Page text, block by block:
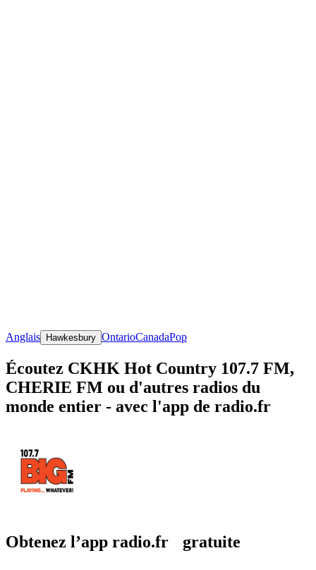
Anglais Hawkesbury OntarioCanadaPop
Écoutez CKHK Hot Country 107.7 FM,
CHERIE FM ou d'autres radios du
monde entier - avec l'app de radio.fr
Obtenez l’app radio.fr gratuite